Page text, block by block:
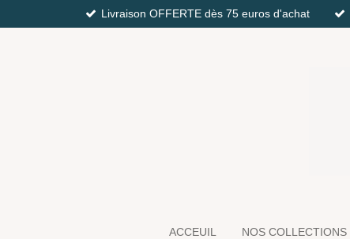
au
Livraison OFFERTE dès 75 euros d'achat
ACCEUIL NOS COLLECTIONS